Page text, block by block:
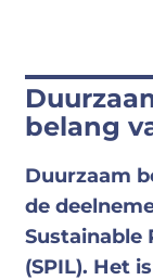
belang
Duurzaam
de
Sustainable
(SPIL). Het